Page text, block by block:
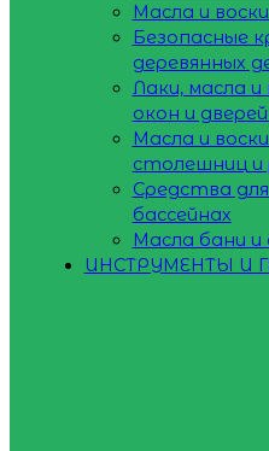
Масла и
Безопасные
деревянных
Лаки, масла и
окон и
Масла и
столешниц и
Средства
бассейнах
Масла бани и
ИНСТРУМЕНТЫ И